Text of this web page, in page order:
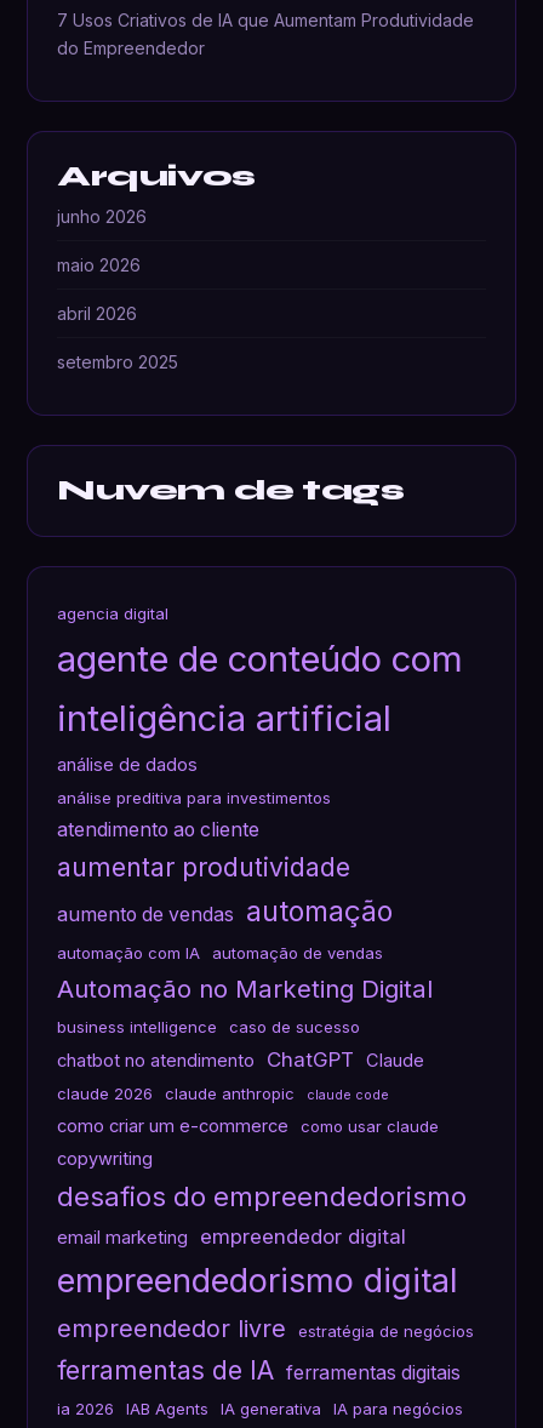
7 Usos Criativos de IA que Aumentam Produtividade
do Empreendedor
Arquivos
junho 2026
maio 2026
abril 2026
setembro 2025
Nuvem de tags
agencia digital
agente de conteúdo com
inteligência artificial
análise de dados
análise preditiva para investimentos
atendimento ao cliente
aumentar produtividade
aumento de vendas automação
automação com IA automação de vendas
Automação no Marketing Digital
business intelligence caso de sucesso
chatbot no atendimento ChatGPT Claude
claude 2026 claude anthropic claude code
como criar um e-commerce como usar claude
copywriting
desafios do empreendedorismo
email marketing empreendedor digital
empreendedorismo digital
empreendedor livre estratégia de negócios
ferramentas de IA ferramentas digitais
ia 2026 IAB Agents IA generativa IA para negócios